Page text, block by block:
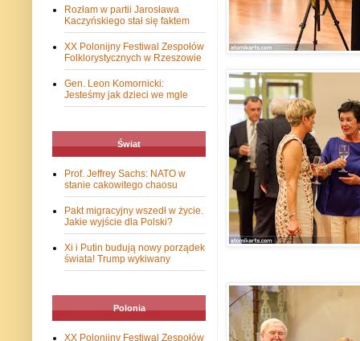
Rozłam w partii Jarosława
Kaczyńskiego stał się faktem
XX Polonijny Festiwal Zespołów
Folklorystycznych w Rzeszowie
Gen. Leon Komornicki:
Jesteśmy jak dzieci we mgle
Świat
Prof. Jeffrey Sachs: NATO w
stanie cakowitego chaosu
Pakt migracyjny wszedł w życie.
Jakie wyjście dla Polski?
Xi i Putin budują nowy porządek
świata! Trump wykiwany
Polonia
XX Polonijny Festiwal Zespołów